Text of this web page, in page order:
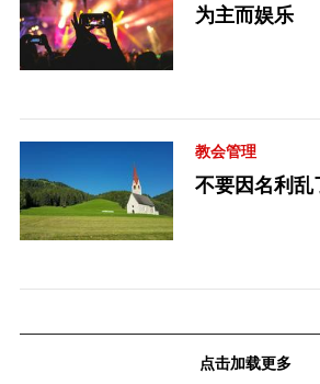
为主而娱乐
教会管理
不要因名利乱
点击加载更多